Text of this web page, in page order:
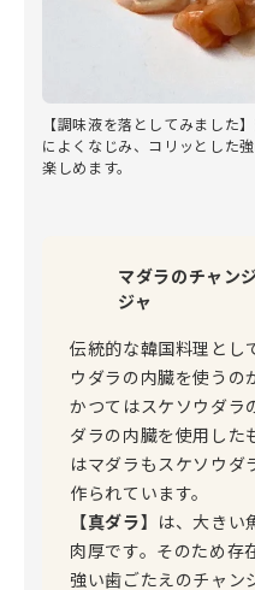
【調味液を落としてみました
によくなじみ、コリッとした
楽しめます。
マダラのチャン
ジャ
伝統的な韓国料理とし
ウダラの内臓を使うの
かつてはスケソウダラ
ダラの内臓を使用した
はマダラもスケソウダ
作られています。
【真ダラ】 は、大きい
肉厚です。そのため存
強い歯ごたえのチャン